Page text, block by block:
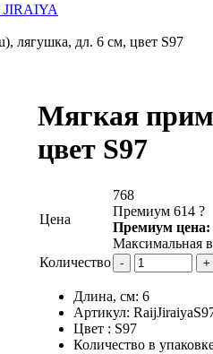
JIRAIYA
лягушка, дл. 6 см, цвет S97
Мягкая
цвет S97
Цена
768
Премиум 614 ?
Премиум цена:
Максимальная
Количество
Длина, см: 6
Артикул:
Цвет : S97
Количество в